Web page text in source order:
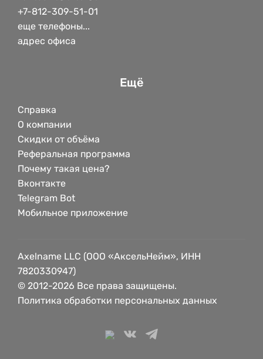
+7-812-309-51-01
еще телефоны...
адрес офиса
Ещё
Справка
О компании
Скидки от объёма
Реферальная программа
Почему такая цена?
Вконтакте
Telegram Bot
Мобильное приложение
Axelname LLC (ООО «АксельНейм», ИНН
7820330947)
© 2012-2026 Все права защищены.
Политика обработки персональных данных